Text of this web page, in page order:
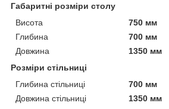
Габаритні розміри столу
Висота
750 мм
Глибина
700 мм
Довжина
1350 мм
Розміри стільниці
Глибина стільниці
700 мм
Довжина стільниці
1350 мм